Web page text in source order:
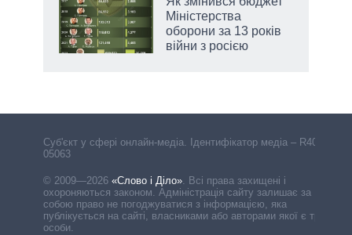
Міністерства
оборони за 13 років
війни з росією
Cуб'єкт у сфері онлайн-медіа. Ідентифікатор медіа – R40-
05063
© 2009—2026 «Слово і Діло». Всі права захищені і
охороняються законом. Адміністрація сайту залишає за
собою право не погоджуватися з інформацією, яка
публікується на сайті, власниками або авторами якої є треті
особи.